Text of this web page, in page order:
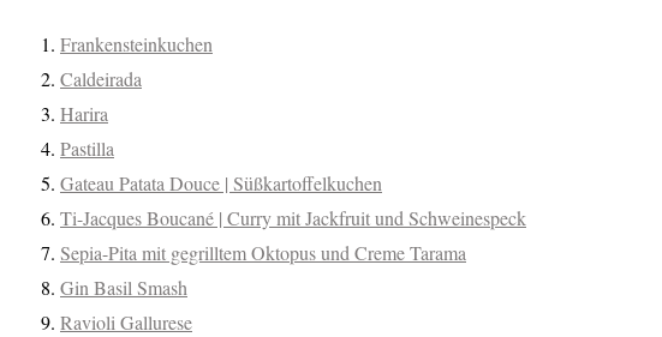
Frankensteinkuchen
Caldeirada
Harira
Pastilla
Gateau Patata Douce | Süßkartoffelkuchen
Ti-Jacques Boucané | Curry mit Jackfruit und Schweinespeck
Sepia-Pita mit gegrilltem Oktopus und Creme Tarama
Gin Basil Smash
Ravioli Gallurese